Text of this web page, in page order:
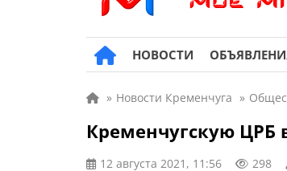
НОВОСТИ
» Новости Кременчуга »
Кременчугскую ЦРБ
12 августа 2021, 11:56 298